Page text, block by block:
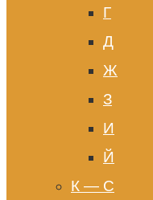
Г
Д
Ж
З
И
Й
К — С